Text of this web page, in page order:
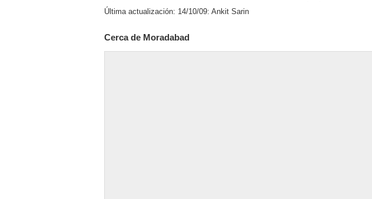
Última actualización: 14/10/09: Ankit Sarin
Cerca de Moradabad